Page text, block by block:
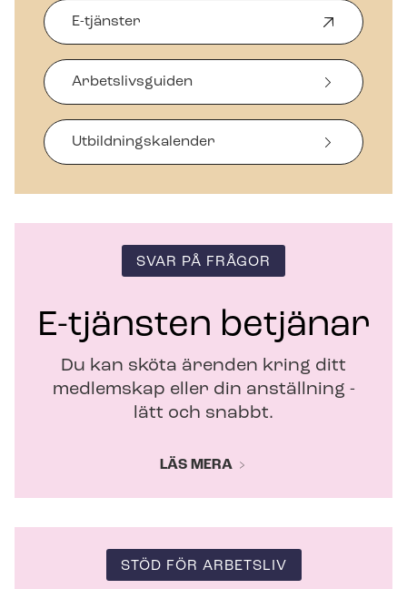
E-tjänster
p
n
a
s
i
t
e
r
Arbetslivsguiden
Ut­bild­nings­ka­len­der
SVAR PÅ FRÅGOR
E-tjänsten betjänar
Du kan sköta ärenden kring ditt
medlemskap eller din anställning -
lätt och snabbt.
LÄS MERA
STÖD FÖR ARBETSLIV